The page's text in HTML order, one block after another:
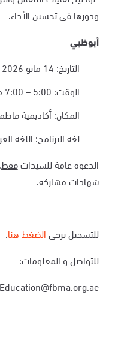
ودورها في تحسين الأداء.
أبوظبي
التاريخ: 14 مايو 2026
الوقت: 5:00 – 7:00 مساء
المكان: أكاديمية
لغة البرنامج: اللغة
الدعوة عامة للسيداتفقط
شهادات مشاركة.
للتسجيل يرجىالضغط هنا.
للتواصل و المعلومات:
Education@fbma.org.ae